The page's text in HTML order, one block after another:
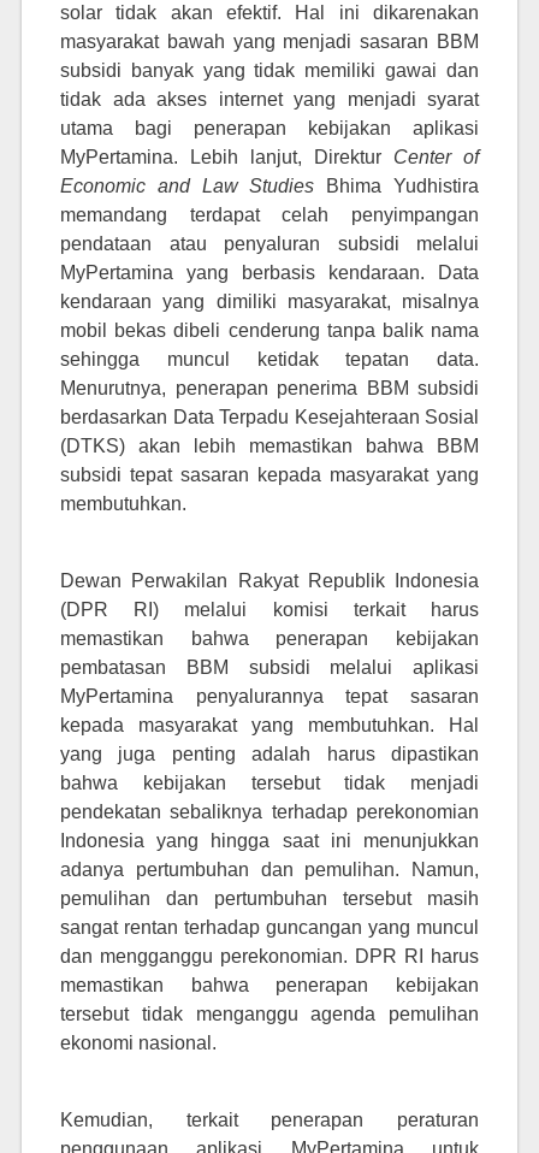
solar tidak akan efektif. Hal ini dikarenakan
masyarakat bawah yang menjadi sasaran BBM
subsidi banyak yang tidak memiliki gawai dan
tidak ada akses internet yang menjadi syarat
utama bagi penerapan kebijakan aplikasi
MyPertamina. Lebih lanjut, Direktur Center of
Economic and Law Studies
Bhima Yudhistira
memandang terdapat celah penyimpangan
pendataan atau penyaluran subsidi melalui
MyPertamina yang berbasis kendaraan. Data
kendaraan yang dimiliki masyarakat, misalnya
mobil bekas dibeli cenderung tanpa balik nama
sehingga muncul ketidak
tepatan data.
Menurutnya, penerapan penerima BBM subsidi
berdasarkan Data Terpadu Kesejahteraan Sosial
(DTKS) akan lebih memastikan bahwa BBM
subsidi tepat sasaran kepada masyarakat yang
membutuhkan.
Dewan Perwakilan Rakyat Republik Indonesia
(DPR RI) melalui komisi terkait harus
memastikan bahwa penerapan kebijakan
pembatasan BBM subsidi melalui aplikasi
MyPertamina penyalurannya tepat sasaran
kepada masyarakat yang membutuhkan. Hal
yang juga penting adalah harus dipastikan
bahwa kebijakan tersebut tidak menjadi
pendekatan sebaliknya terhadap perekonomian
Indonesia yang hingga saat ini menunjukkan
adanya pertumbuhan dan pemulihan. Namun,
pemulihan dan pertumbuhan tersebut masih
sangat rentan terhadap guncangan yang muncul
dan mengganggu perekonomian. DPR RI harus
memastikan bahwa penerapan kebijakan
tersebut tidak menganggu agenda pemulihan
ekonomi nasional.
Kemudian, terkait penerapan peraturan
penggunaan aplikasi MyPertamina untuk